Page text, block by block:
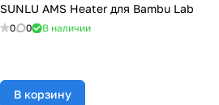
SUNLU AMS Heater для Bambu Lab
0 0 В наличии
В корзину